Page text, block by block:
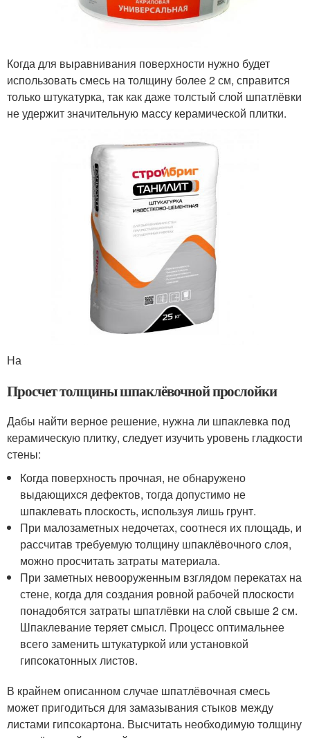
Когда для выравнивания поверхности нужно будет
использовать смесь на толщину более 2 см, справится
только штукатурка, так как даже толстый слой шпатлёвки
не удержит значительную массу керамической плитки.
На
Просчет толщины шпаклёвочной прослойки
Дабы найти верное решение, нужна ли шпаклевка под
керамическую плитку, следует изучить уровень гладкости
стены:
Когда поверхность прочная, не обнаружено
выдающихся дефектов, тогда допустимо не
шпаклевать плоскость, используя лишь грунт.
При малозаметных недочетах, соотнеся их площадь, и
рассчитав требуемую толщину шпаклёвочного слоя,
можно просчитать затраты материала.
При заметных невооруженным взглядом перекатах на
стене, когда для создания ровной рабочей плоскости
понадобятся затраты шпатлёвки на слой свыше 2 см.
Шпаклевание теряет смысл. Процесс оптимальнее
всего заменить штукатуркой или установкой
гипсокатонных листов.
В крайнем описанном случае шпатлёвочная смесь
может пригодиться для замазывания стыков между
листами гипсокартона. Высчитать необходимую толщину